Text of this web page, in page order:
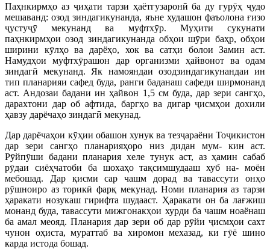
Паҳнкирмҳо аз ҷиҳати тарзи ҳаётгузаронӣ ба ду гурӯҳ ҷудо
мешаванд: озод зиндагикунанда, яъне худашон фаъолона ғизо
ҷустуҷӯ мекунанд ва муфтхӯр. Муҳити сукунати
паҳнкирмҳои озод зиндагикунанда обҳои шӯри баҳр, обҳои
ширини кӯлҳо ва дарёҳо, хок ва сатҳи болои Замин аст.
Намудҳои муфтхӯрашон дар организми ҳайвонот ва одам
зиндагӣ мекунанд. Як намояндаи озодзиндагикунандаи ин
тип планарияи сафед буда, ранги баданаш сафеди ширмонанд
аст. Андозаи бадани ин ҳайвон 1,5 см буда, дар зери сангҳо,
дарахтони дар об афтида, баргҳо ва дигар ҷисмҳои дохили
ҳавзу дарёчаҳо зиндагӣ мекунад.
Дар дарёчаҳои кӯҳии обашон хунук ва тезҷараёни Тоҷикистон
дар зери сангҳо планарияҳоро низ дидан мум- кин аст.
Рӯйпӯши бадани планария хеле тунук аст, аз ҳамин сабаб
рӯдаи сиёҳчатоби ба шохаҳо тақсимшудааш хуб на- моён
мебошад. Дар қисми сар чашм дорад ва тавассути онҳо
рӯшноиро аз торикӣ фарқ мекунад. Номи планария аз тарзи
ҳаракати нозукаш гирифта шудааст. Ҳаракати он ба лағжиш
монанд буда, тавассути мижгонакҳои хурди ба чашм ноаёнаш
ба амал меояд. Планария дар зери об дар рӯйи ҷисмҳои сахт
чунон оҳиста, мураттаб ва хиромон мехазад, ки гӯё шино
карда истода бошад.